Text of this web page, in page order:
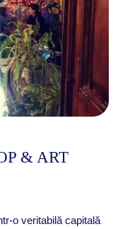
& ART
o veritabilă capitală